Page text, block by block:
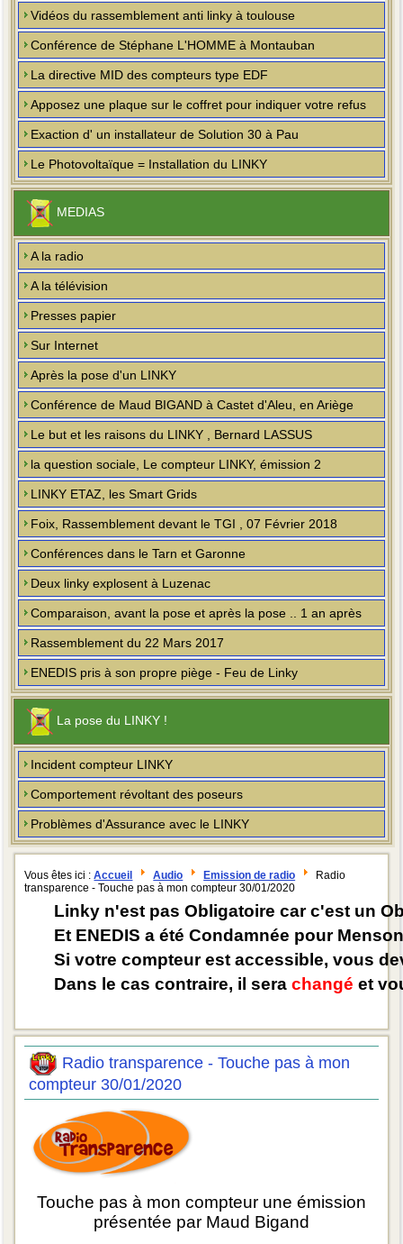
Vidéos du rassemblement anti linky à toulouse
Conférence de Stéphane L'HOMME à Montauban
La directive MID des compteurs type EDF
Apposez une plaque sur le coffret pour indiquer votre refus
Exaction d' un installateur de Solution 30 à Pau
Le Photovoltaïque = Installation du LINKY
MEDIAS
A la radio
A la télévision
Presses papier
Sur Internet
Après la pose d'un LINKY
Conférence de Maud BIGAND à Castet d'Aleu, en Ariège
Le but et les raisons du LINKY , Bernard LASSUS
la question sociale, Le compteur LINKY, émission 2
LINKY ETAZ, les Smart Grids
Foix, Rassemblement devant le TGI , 07 Février 2018
Conférences dans le Tarn et Garonne
Deux linky explosent à Luzenac
Comparaison, avant la pose et après la pose .. 1 an après
Rassemblement du 22 Mars 2017
ENEDIS pris à son propre piège - Feu de Linky
La pose du LINKY !
Incident compteur LINKY
Comportement révoltant des poseurs
Problèmes d'Assurance avec le LINKY
Vous êtes ici :Accueil Audio Emission de radio
Radio
transparence - Touche pas à mon compteur 30/01/2020
Linky n'est pas Obligatoire car c'est un
Et ENEDIS a été Condamnée pour
Si votre compteur est accessible, vous
Dans le cas contraire, il serachangé et
Radio transparence - Touche pas à mon
compteur 30/01/2020
Touche pas à mon compteur une émission
présentée par Maud Bigand